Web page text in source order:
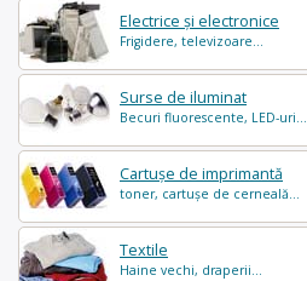
Electrice și electronice
Frigidere, televizoare...
Surse de iluminat
Becuri fluorescente, LED-uri...
Cartușe de imprimantă
toner, cartușe de cerneală...
Textile
Haine vechi, draperii...